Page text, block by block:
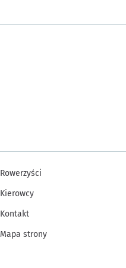
Rowerzyści
Kierowcy
Kontakt
Mapa strony